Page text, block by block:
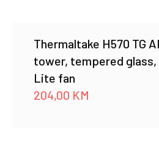
Thermaltake H570 TG
tower, tempered glass,
Lite fan
204,00 KM